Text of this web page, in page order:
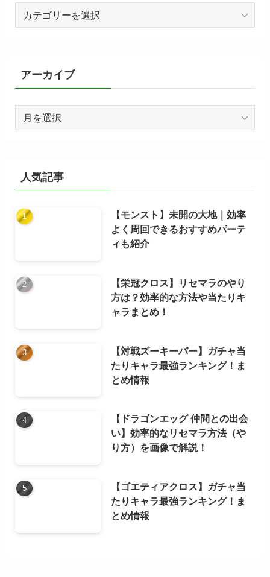
ーアーカイブ
人気記事
【モンスト】未開の大地｜効率
よく周回できるおすすめパーテ
ィも紹介
【栄冠クロス】リセマラのやり
方は？効率的な方法や当たりキ
ャラまとめ！
【対戦ズーキーパー】ガチャ当
たりキャラ最強ランキング！ま
とめ情報
【ドラゴンエッグ 仲間との出会
い】効率的なリセマラ方法（や
り方）を画像で解説！
【ゴエティアクロス】ガチャ当
たりキャラ最強ランキング！ま
とめ情報